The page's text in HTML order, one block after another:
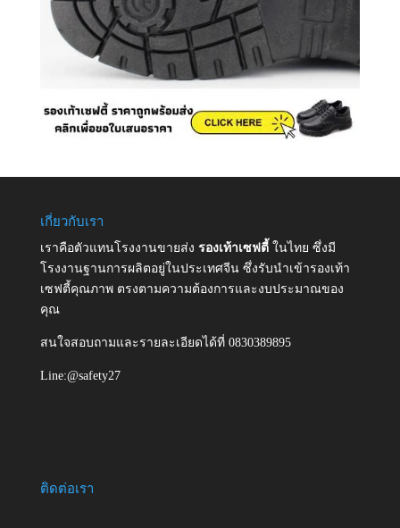
เกี่ยวกับเรา
เราคือตัวแทนโรงงานขายส่ง รองเท้าเซฟตี้ ในไทย ซึ่งมี
โรงงานฐานการผลิตอยู่ในประเทศจีน ซึ่งรับนำเข้ารองเท้า
เซฟตี้คุณภาพ ตรงตามความต้องการและงบประมาณของ
คุณ
สนใจสอบถามและรายละเอียดได้ที่ 0830389895
Line:@safety27
ติดต่อเรา